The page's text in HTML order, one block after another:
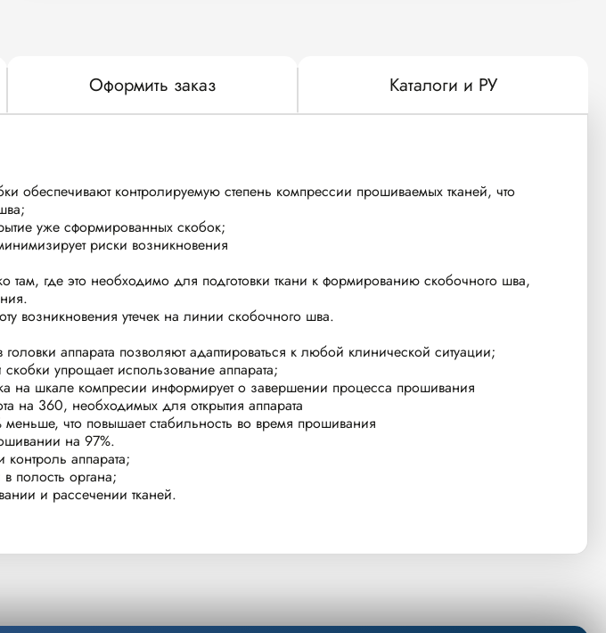
Оформить заказ Каталоги и РУ
обеспечивают контролируемую степень компрессии прошиваемых тканей, что
уже сформированных скобок;
риски возникновения
там, где это необходимо для подготовки ткани к формированию скобочного шва,
возникновения утечек на линии скобочного шва.
аппарата позволяют адаптироваться к любой клинической ситуации;
упрощает использование аппарата;
на шкале компресии информирует о завершении процесса прошивания
на 360, необходимых для открытия аппарата
что повышает стабильность во время прошивания
на 97%.
аппарата;
полость органа;
и рассечении тканей.